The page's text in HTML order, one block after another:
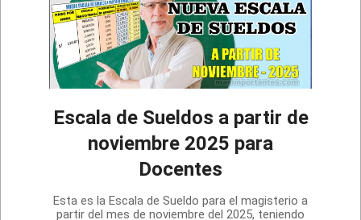
Escala de Sueldos a partir de
noviembre 2025 para
Docentes
11-
Esta es la Escala de Sueldo para el magisterio a
partir del mes de noviembre del 2025, teniendo